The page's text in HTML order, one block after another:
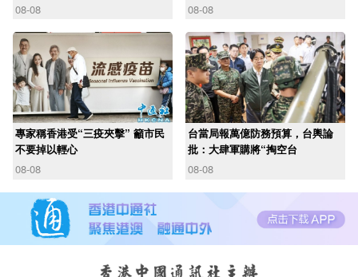
08-08
08-08
專家稱香港受“三疫夾擊” 籲市民
不要掉以輕心
08-08
台當局報萬億防務預算，台輿論
批：大肆軍購將“掏空台
08-08